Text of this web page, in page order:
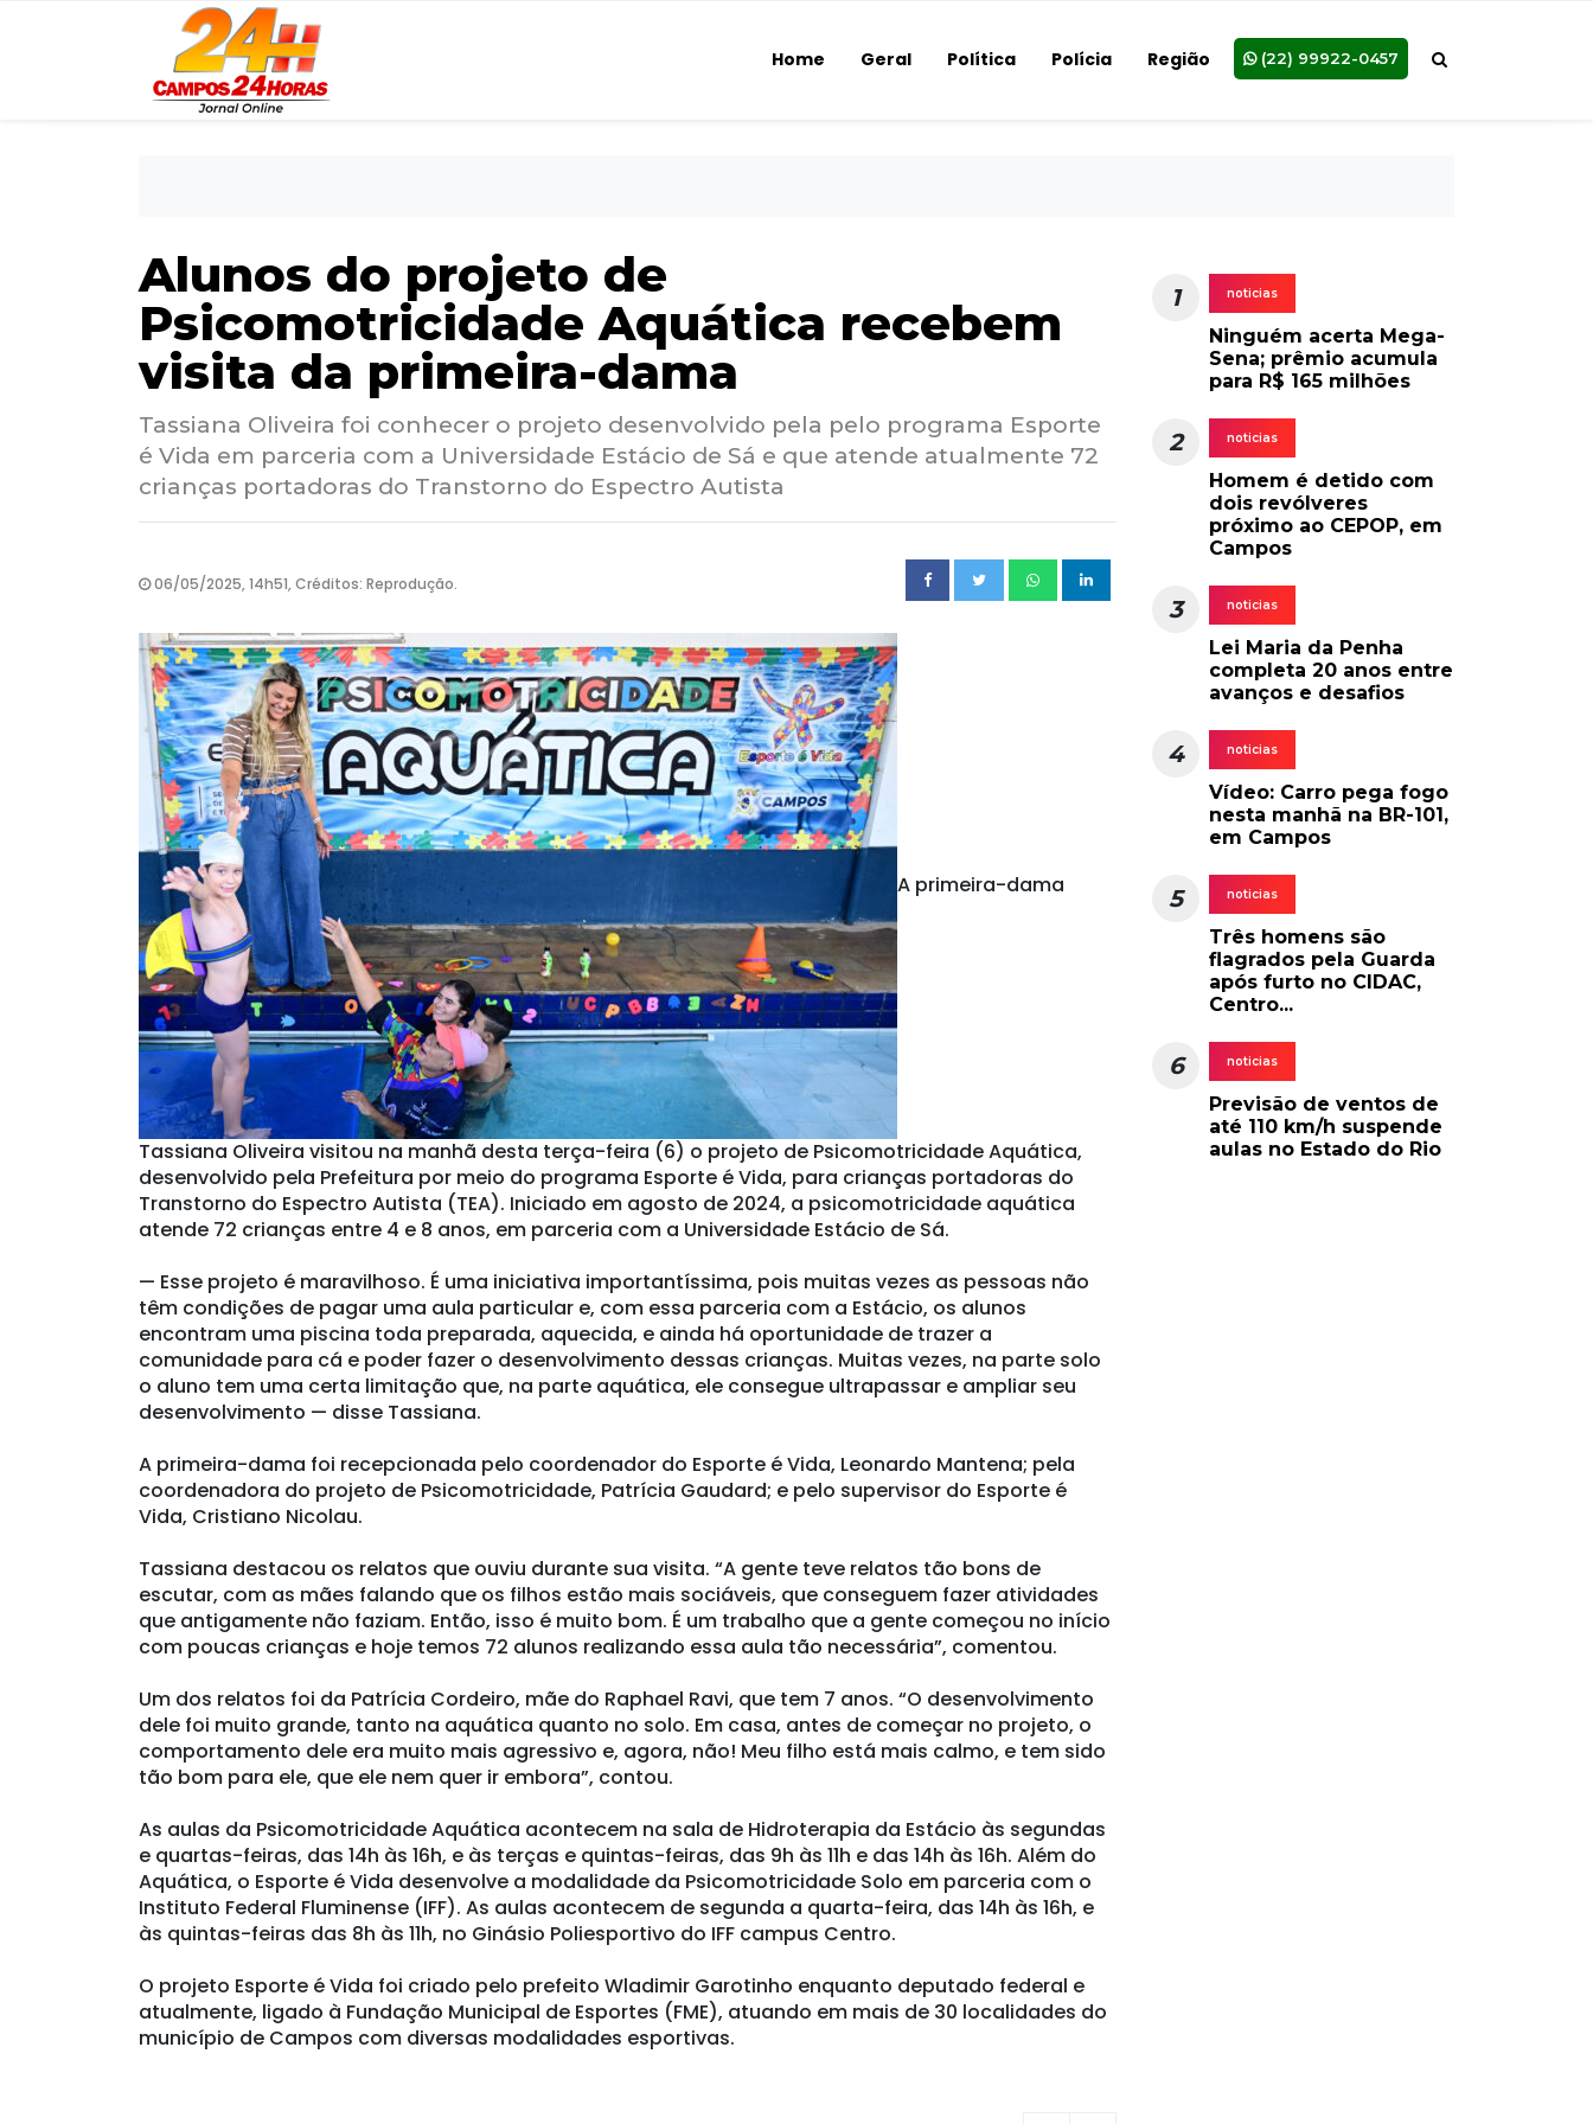
Home Geral Política Polícia Região (22) 99922-0457
Alunos do projeto de
Psicomotricidade Aquática recebem
visita da primeira-dama
Tassiana Oliveira foi conhecer o projeto desenvolvido pela pelo programa Esporte
é Vida em parceria com a Universidade Estácio de Sá e que atende atualmente 72
crianças portadoras do Transtorno do Espectro Autista
06/05/2025, 14h51, Créditos: Reprodução.
A primeira-dama
Tassiana Oliveira visitou na manhã desta terça-feira (6) o projeto de Psicomotricidade Aquática,
desenvolvido pela Prefeitura por meio do programa Esporte é Vida, para crianças portadoras do
Transtorno do Espectro Autista (TEA). Iniciado em agosto de 2024, a psicomotricidade aquática
atende 72 crianças entre 4 e 8 anos, em parceria com a Universidade Estácio de Sá.
— Esse projeto é maravilhoso. É uma iniciativa importantíssima, pois muitas vezes as pessoas não
têm condições de pagar uma aula particular e, com essa parceria com a Estácio, os alunos
encontram uma piscina toda preparada, aquecida, e ainda há oportunidade de trazer a
comunidade para cá e poder fazer o desenvolvimento dessas crianças. Muitas vezes, na parte solo
o aluno tem uma certa limitação que, na parte aquática, ele consegue ultrapassar e ampliar seu
desenvolvimento — disse Tassiana.
A primeira-dama foi recepcionada pelo coordenador do Esporte é Vida, Leonardo Mantena; pela
coordenadora do projeto de Psicomotricidade, Patrícia Gaudard; e pelo supervisor do Esporte é
Vida, Cristiano Nicolau.
Tassiana destacou os relatos que ouviu durante sua visita. “A gente teve relatos tão bons de
escutar, com as mães falando que os filhos estão mais sociáveis, que conseguem fazer atividades
que antigamente não faziam. Então, isso é muito bom. É um trabalho que a gente começou no início
com poucas crianças e hoje temos 72 alunos realizando essa aula tão necessária”, comentou.
Um dos relatos foi da Patrícia Cordeiro, mãe do Raphael Ravi, que tem 7 anos. “O desenvolvimento
dele foi muito grande, tanto na aquática quanto no solo. Em casa, antes de começar no projeto, o
comportamento dele era muito mais agressivo e, agora, não! Meu filho está mais calmo, e tem sido
tão bom para ele, que ele nem quer ir embora”, contou.
As aulas da Psicomotricidade Aquática acontecem na sala de Hidroterapia da Estácio às segundas
e quartas-feiras, das 14h às 16h, e às terças e quintas-feiras, das 9h às 11h e das 14h às 16h. Além do
Aquática, o Esporte é Vida desenvolve a modalidade da Psicomotricidade Solo em parceria com o
Instituto Federal Fluminense (IFF). As aulas acontecem de segunda a quarta-feira, das 14h às 16h, e
às quintas-feiras das 8h às 11h, no Ginásio Poliesportivo do IFF campus Centro.
O projeto Esporte é Vida foi criado pelo prefeito Wladimir Garotinho enquanto deputado federal e
atualmente, ligado à Fundação Municipal de Esportes (FME), atuando em mais de 30 localidades do
município de Campos com diversas modalidades esportivas.
1 noticias
Ninguém acerta Mega-
Sena; prêmio acumula
para R$ 165 milhões
2 noticias
Homem é detido com
dois revólveres
próximo ao CEPOP, em
Campos
3 noticias
Lei Maria da Penha
completa 20 anos entre
avanços e desafios
4 noticias
Vídeo: Carro pega fogo
nesta manhã na BR-101,
em Campos
5 noticias
Três homens são
flagrados pela Guarda
após furto no CIDAC,
Centro...
6 noticias
Previsão de ventos de
até 110 km/h suspende
aulas no Estado do Rio